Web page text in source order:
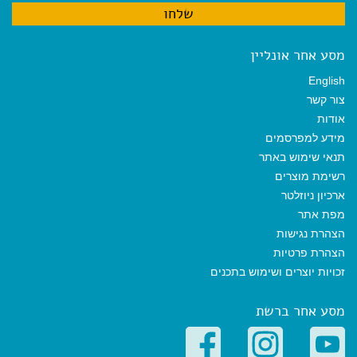
מסע אחר אונליין
English
צור קשר
אודות
מידע למפרסמים
תנאי שימוש באתר
רשימת מוצרים
ארכיון ניוזלטר
מפת אתר
הצהרת נגישות
הצהרת פרטיות
זכויות יוצרים ושימוש בתכנים
מסע אחר ברשת